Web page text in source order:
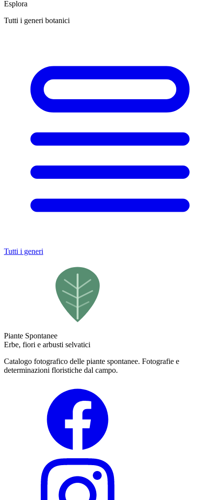
Esplora
Tutti i generi botanici
Tutti i generi
Piante Spontanee
Erbe, fiori e arbusti selvatici
Catalogo fotografico delle piante spontanee. Fotografie e
determinazioni floristiche dal campo.